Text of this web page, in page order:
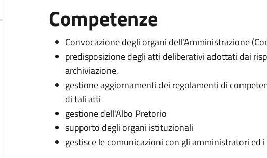
Competenze
Convocazione degli organi dell'Amministrazione
predisposizione degli atti deliberativi adottati dai
archiviazione,
gestione aggiornamenti dei regolamenti di
di tali atti
gestione dell'Albo Pretorio
supporto degli organi istituzionali
gestisce le comunicazioni con gli amministratori ed